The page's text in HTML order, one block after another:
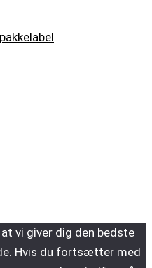
vi giver dig den bedste
Hvis du fortsætter med